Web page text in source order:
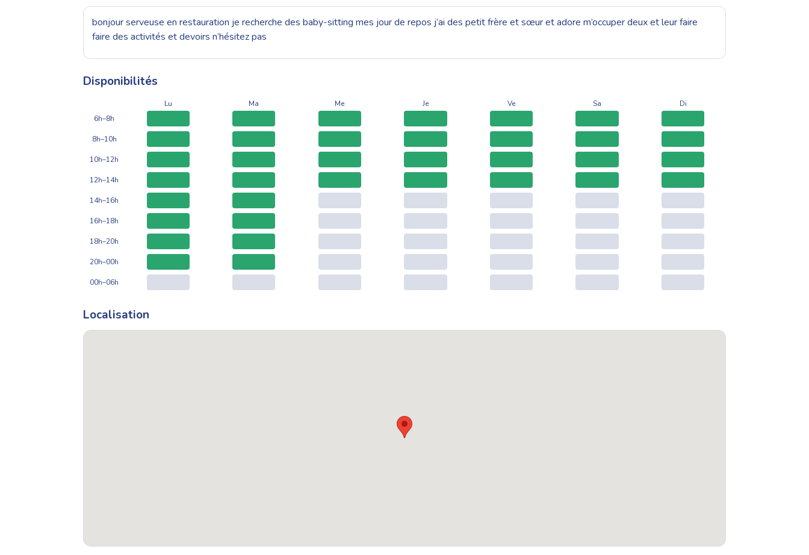
bonjour serveuse en restauration je recherche des baby-sitting mes jour de repos j’ai des petit frère et sœur et adore m’occuper deux et leur faire
faire des activités et devoirs n’hésitez pas
Disponibilités
Lu Ma Me Je Ve Sa
Di
6h–8h
8h–10h
10h–12h
12h–14h
14h–16h
16h–18h
18h–20h
20h–00h
00h–06h
Localisation